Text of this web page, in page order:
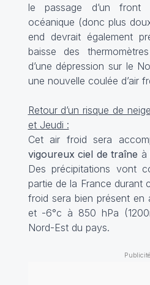
le passage d’un front
océanique (donc plus
end devrait également
baisse des
d’une dépression sur le
une nouvelle coulée d’air
Retour d’un risque de
et Jeudi :
Cet air froid sera
vigoureux ciel de traîne à
Des précipitations vont
partie de la France durant
froid sera bien présent
et -6°c à 850 hPa
Nord-Est du pays.